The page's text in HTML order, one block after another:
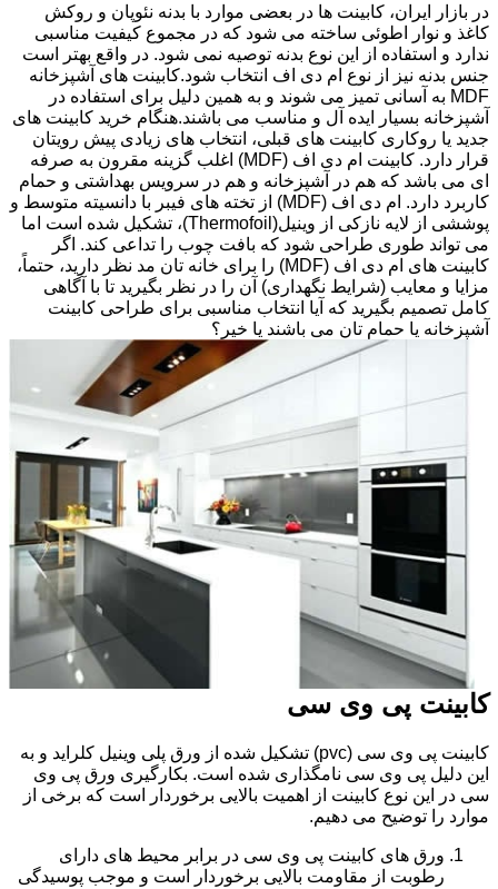
در بازار ایران، کابینت ها در بعضی موارد با بدنه نئوپان و روکش
کاغذ و نوار اطوئی ساخته می شود که در مجموع کیفیت مناسبی
ندارد و استفاده از این نوع بدنه توصیه نمی شود. در واقع بهتر است
جنس بدنه نیز از نوع ام دی اف انتخاب شود.کابینت های آشپزخانه
MDF به آسانی تمیز می شوند و به همین دلیل برای استفاده در
آشپزخانه بسیار ایده آل و مناسب می باشند.هنگام خرید کابینت های
جدید یا روکاری کابینت های قبلی، انتخاب های زیادی پیش رویتان
قرار دارد. کابینت ام دی اف (MDF) اغلب گزینه مقرون به صرفه
ای می باشد که هم در آشپزخانه و هم در سرویس بهداشتی و حمام
کاربرد دارد. ام دی اف (MDF) از تخته های فیبر با دانسیته متوسط و
پوششی از لایه نازکی از وینیل(Thermofoil)، تشکیل شده است اما
می تواند طوری طراحی شود که بافت چوب را تداعی کند. اگر
کابینت های ام دی اف (MDF) را برای خانه تان مد نظر دارید، حتماً،
مزایا و معایب (شرایط نگهداری) آن را در نظر بگیرید تا با آگاهی
کامل تصمیم بگیرید که آیا انتخاب مناسبی برای طراحی کابینت
آشپزخانه یا حمام تان می باشند یا خیر؟
کابینت پی وی سی
کابینت پی وی سی (pvc) تشکیل شده از ورق پلی وینیل کلراید و به
این دلیل پی وی سی نامگذاری شده است. بکارگیری ورق پی وی
سی در این نوع کابینت از اهمیت بالایی برخوردار است که برخی از
موارد را توضیح می دهیم.
ورق های کابینت پی وی سی در برابر محیط های دارای
رطوبت از مقاومت بالایی برخوردار است و موجب پوسیدگی